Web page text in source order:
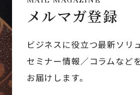
メルマガ登録
ビジネスに役立つ最新ソリ
セミナー情報／コラムなど
お届けします。